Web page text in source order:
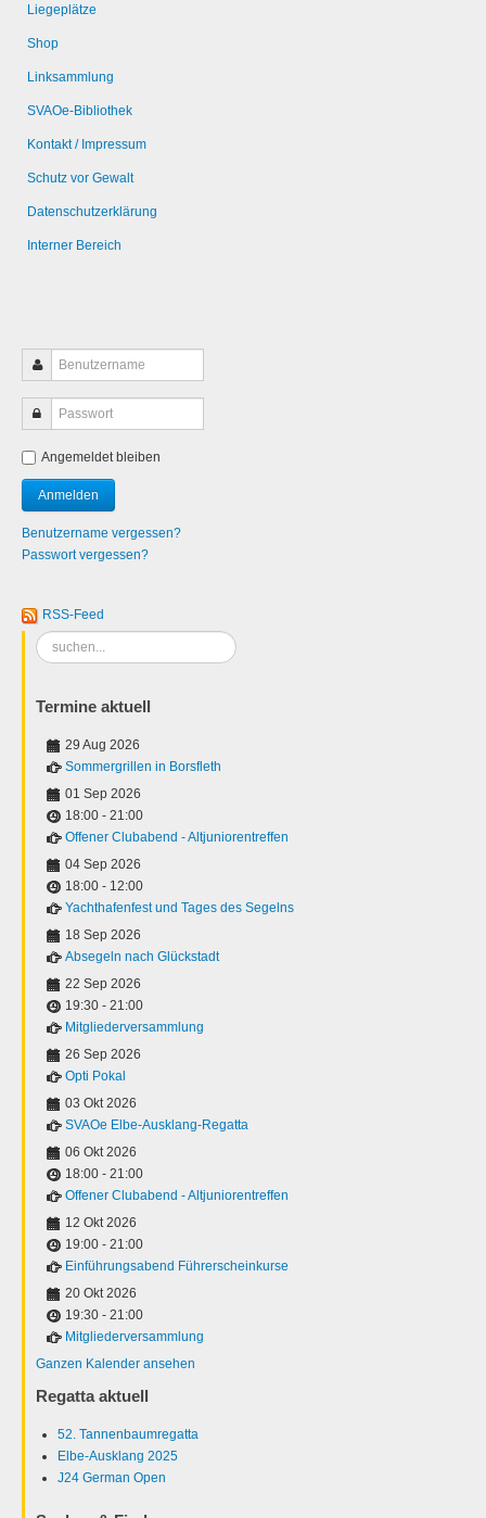
Liegeplätze
Shop
Linksammlung
SVAOe-Bibliothek
Kontakt / Impressum
Schutz vor Gewalt
Datenschutzerklärung
Interner Bereich
Angemeldet bleiben
Benutzername vergessen?
Passwort vergessen?
RSS-Feed
Suchen
...
Termine aktuell
29 Aug 2026
Sommergrillen in Borsfleth
01 Sep 2026
18:00 - 21:00
Offener Clubabend - Altjuniorentreffen
04 Sep 2026
18:00 - 12:00
Yachthafenfest und Tages des Segelns
18 Sep 2026
Absegeln nach Glückstadt
22 Sep 2026
19:30 - 21:00
Mitgliederversammlung
26 Sep 2026
Opti Pokal
03 Okt 2026
SVAOe Elbe-Ausklang-Regatta
06 Okt 2026
18:00 - 21:00
Offener Clubabend - Altjuniorentreffen
12 Okt 2026
19:00 - 21:00
Einführungsabend Führerscheinkurse
20 Okt 2026
19:30 - 21:00
Mitgliederversammlung
Ganzen Kalender ansehen
Regatta aktuell
52. Tannenbaumregatta
Elbe-Ausklang 2025
J24 German Open